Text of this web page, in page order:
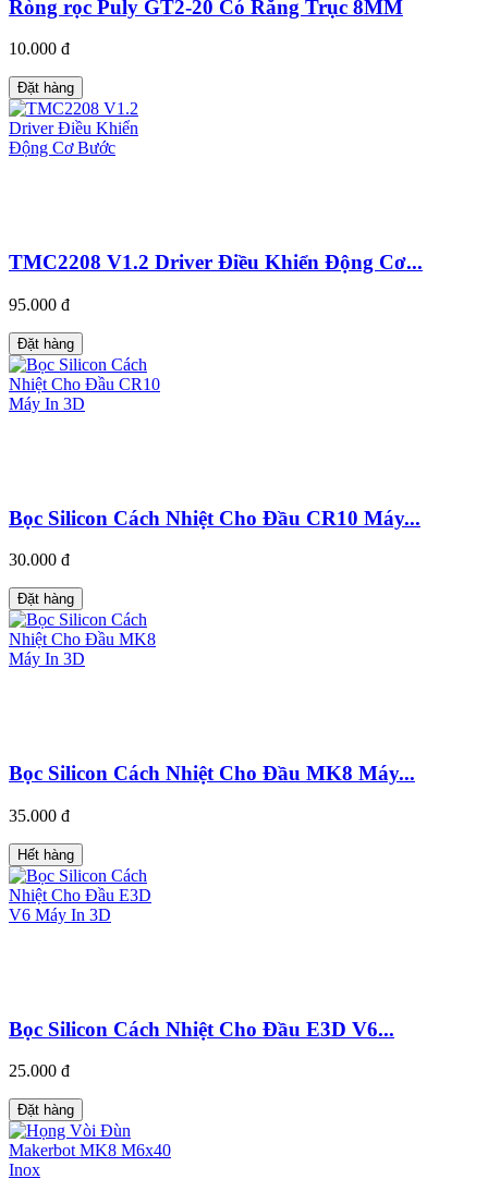
Ròng rọc Puly GT2-20 Có Răng Trục 8MM
10.000 đ
Đặt hàng
TMC2208 V1.2 Driver Điều Khiển Động Cơ...
95.000 đ
Đặt hàng
Bọc Silicon Cách Nhiệt Cho Đầu CR10 Máy...
30.000 đ
Đặt hàng
Bọc Silicon Cách Nhiệt Cho Đầu MK8 Máy...
35.000 đ
Hết hàng
Bọc Silicon Cách Nhiệt Cho Đầu E3D V6...
25.000 đ
Đặt hàng